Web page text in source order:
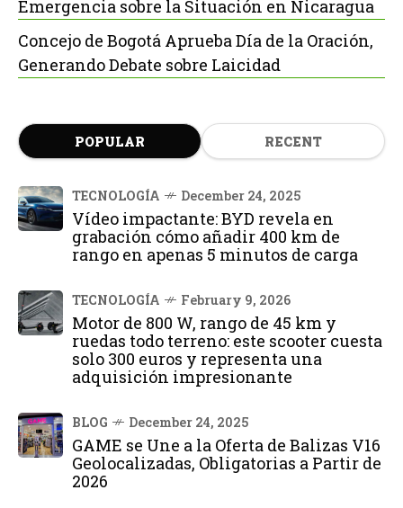
Emergencia sobre la Situación en Nicaragua
Concejo de Bogotá Aprueba Día de la Oración,
Generando Debate sobre Laicidad
POPULAR RECENT
TECNOLOGÍA December 24, 2025
Vídeo impactante: BYD revela en
grabación cómo añadir 400 km de
rango en apenas 5 minutos de carga
TECNOLOGÍA February 9, 2026
Motor de 800 W, rango de 45 km y
ruedas todo terreno: este scooter cuesta
solo 300 euros y representa una
adquisición impresionante
BLOG December 24, 2025
GAME se Une a la Oferta de Balizas V16
Geolocalizadas, Obligatorias a Partir de
2026